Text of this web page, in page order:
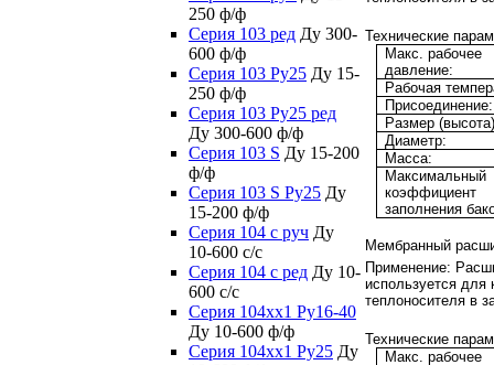
250 ф/ф
Серия 103 ред Ду 300-
600 ф/ф
Серия 103 Ру25 Ду 15-
250 ф/ф
Серия 103 Ру25 ред
Ду 300-600 ф/ф
Серия 103 S Ду 15-200
ф/ф
Серия 103 S Ру25 Ду
15-200 ф/ф
Серия 104 с руч Ду
10-600 с/с
Серия 104 с ред Ду 10-
600 с/с
Серия 104xx1 Ру16-40
Ду 10-600 ф/ф
Серия 104xx1 Ру25 Ду
Технические
Макс. рабочее
давление:
Рабочая
Присоединение:
Размер
Диаметр:
Масса:
Максимальный
коэффициент
заполнения
Мембранный
Применение:
используется для
теплоносителя в
Технические
Макс. рабочее